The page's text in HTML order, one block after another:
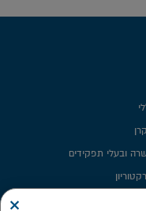
ובעלי תפקידים
×